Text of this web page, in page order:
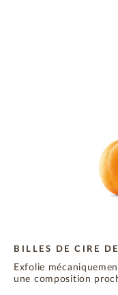
BILLES DE CIRE
Exfolie
une composition